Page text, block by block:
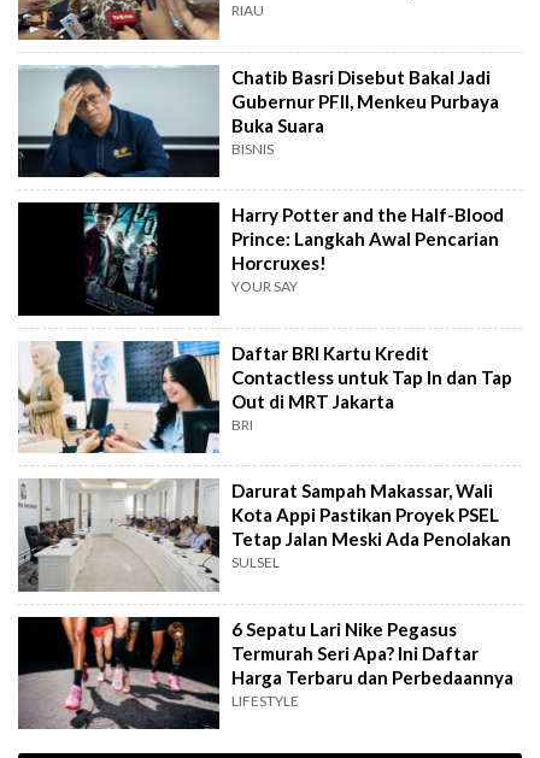
RIAU
Chatib Basri Disebut Bakal Jadi
Gubernur PFII, Menkeu Purbaya
Buka Suara
BISNIS
Harry Potter and the Half-Blood
Prince: Langkah Awal Pencarian
Horcruxes!
YOUR SAY
Daftar BRI Kartu Kredit
Contactless untuk Tap In dan Tap
Out di MRT Jakarta
BRI
Darurat Sampah Makassar, Wali
Kota Appi Pastikan Proyek PSEL
Tetap Jalan Meski Ada Penolakan
SULSEL
6 Sepatu Lari Nike Pegasus
Termurah Seri Apa? Ini Daftar
Harga Terbaru dan Perbedaannya
LIFESTYLE